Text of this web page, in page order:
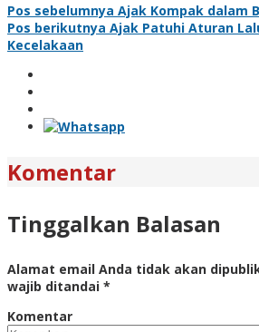
Pos sebelumnya Ajak Kompak dalam
Pos berikutnya Ajak Patuhi Aturan
Kecelakaan
Komentar
Tinggalkan Balasan
Alamat email Anda tidak akan
wajib ditandai *
Komentar